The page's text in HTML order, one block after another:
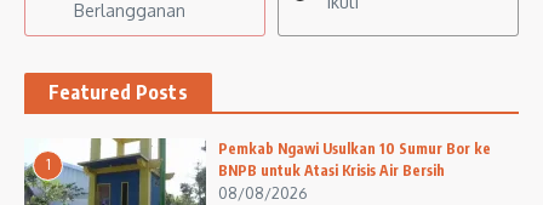
Berlangganan
Featured Posts
1
Pemkab Ngawi Usulkan 10 Sumur Bor ke
BNPB untuk Atasi Krisis Air Bersih
08/08/2026